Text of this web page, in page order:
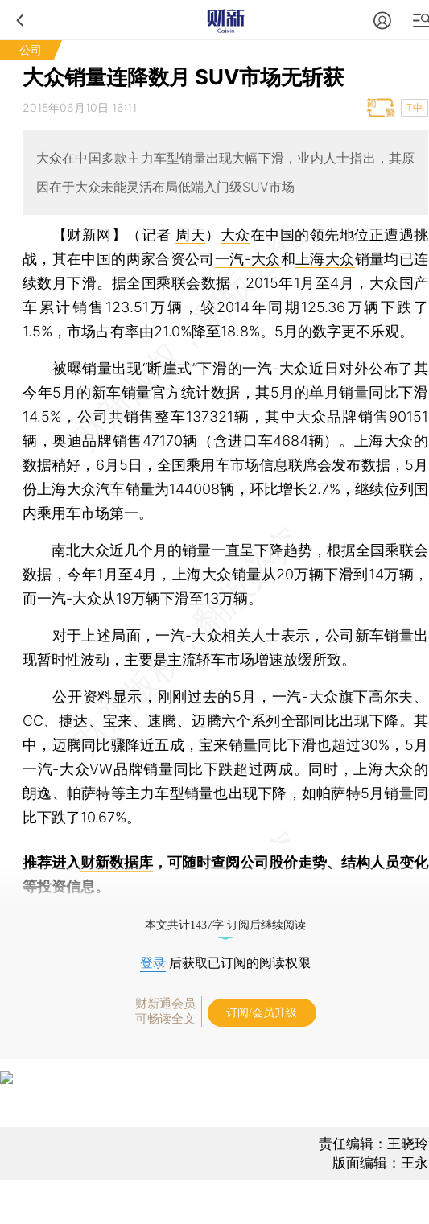
公司
大众销量连降数月 SUV市场无斩获
2015年06月10日 16:11 T中
大众在中国多款主力车型销量出现大幅下滑，业内人士指出，其原
因在于大众未能灵活布局低端入门级SUV市场
【财新网】（记者 周天） 大众在中国的领先地位正遭遇挑
战，其在中国的两家合资公司一汽-大众和 上海大众销量均已连
续数月下滑。据全国乘联会数据，2015年1月至4月，大众国产
车累计销售123.51万辆，较2014年同期125.36万辆下跌了
1.5%，市场占有率由21.0%降至18.8%。5月的数字更不乐观。
被曝销量出现“断崖式”下滑的一汽-大众近日对外公布了其
今年5月的新车销量官方统计数据，其5月的单月销量同比下滑
14.5%，公司共销售整车137321辆，其中大众品牌销售90151
辆，奥迪品牌销售47170辆（含进口车4684辆）。上海大众的
数据稍好，6月5日，全国乘用车市场信息联席会发布数据，5月
份上海大众汽车销量为144008辆，环比增长2.7%，继续位列国
内乘用车市场第一。
南北大众近几个月的销量一直呈下降趋势，根据全国乘联会
数据，今年1月至4月，上海大众销量从20万辆下滑到14万辆，
而一汽-大众从19万辆下滑至13万辆。
对于上述局面，一汽-大众相关人士表示，公司新车销量出
现暂时性波动，主要是主流轿车市场增速放缓所致。
公开资料显示，刚刚过去的5月，一汽-大众旗下高尔夫、
CC、捷达、宝来、速腾、迈腾六个系列全部同比出现下降。其
中，迈腾同比骤降近五成，宝来销量同比下滑也超过30%，5月
一汽-大众VW品牌销量同比下跌超过两成。同时，上海大众的
朗逸、帕萨特等主力车型销量也出现下降，如帕萨特5月销量同
比下跌了10.67%。
推荐进入财新数据库 ，可随时查阅公司股价走势、结构人员变化
等投资信息。
本文共计1437字 订阅后继续阅读
登录 后获取已订阅的阅读权限
财新通会员
可畅读全文
订阅/会员升级
责任编辑：王晓玲
版面编辑：王永